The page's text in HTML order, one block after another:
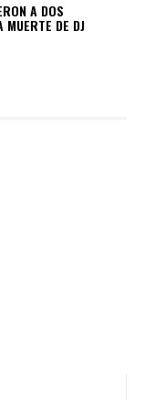
A DOS
MUERTE DE DJ